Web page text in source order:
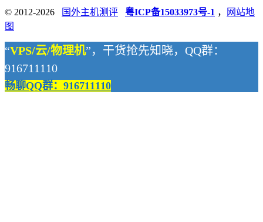
© 2012-2026 国外主机测评 粤ICP备15033973号-1 ，
网站地
图
“VPS/云/物理机”，干货抢先知晓，QQ群：
916711110
畅聊QQ群：916711110